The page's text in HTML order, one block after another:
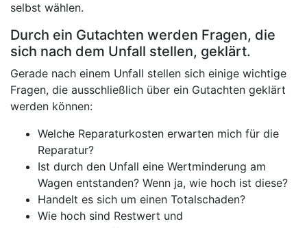
selbst wählen.
Durch ein Gutachten werden Fragen, die
sich nach dem Unfall stellen, geklärt.
Gerade nach einem Unfall stellen sich einige wichtige
Fragen, die ausschließlich über ein Gutachten geklärt
werden können:
Welche Reparaturkosten erwarten mich für die
Reparatur?
Ist durch den Unfall eine Wertminderung am
Wagen entstanden? Wenn ja, wie hoch ist diese?
Handelt es sich um einen Totalschaden?
Wie hoch sind Restwert und